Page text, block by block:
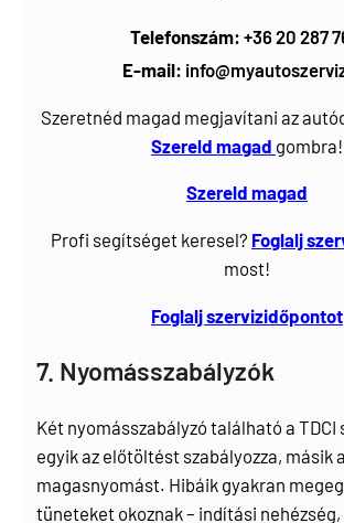
Telefonszám: +36 20 287
E-mail:
Szeretnéd magad megjavítani az
Szereld magad gombra!
Szereld magad
Profi segítséget keresel? Foglalj
most!
Foglalj szervizidőpontot
7. Nyomásszabályzók
Két nyomásszabályzó található a TDCI
egyik az előtöltést szabályozza, másik a
magasnyomást. Hibáik gyakran
tüneteket okoznak – indítási